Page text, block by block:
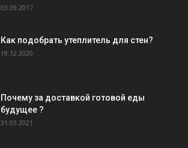
03.09.2017
Как подобрать утеплитель для стен?
19.12.2020
Почему за доставкой готовой еды
будущее ?
31.03.2021